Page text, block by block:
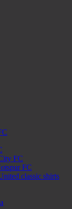
FC
FC
classic shirts